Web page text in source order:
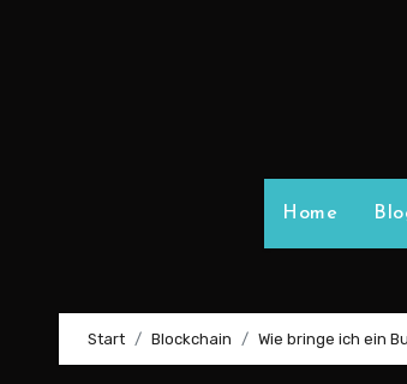
Home
Start Blockchain Wie bringe ich ein